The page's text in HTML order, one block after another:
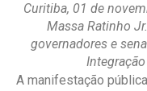
Curitiba, 01 de
Massa Ratinho
governadores e
A manifestação